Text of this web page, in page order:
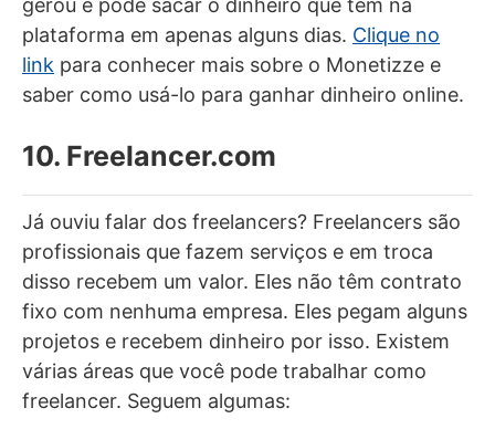
gerou e pode sacar o dinheiro que tem na
plataforma em apenas alguns dias. Clique no
link para conhecer mais sobre o Monetizze e
saber como usá-lo para ganhar dinheiro online.
10. Freelancer.com
Já ouviu falar dos freelancers? Freelancers são
profissionais que fazem serviços e em troca
disso recebem um valor. Eles não têm contrato
fixo com nenhuma empresa. Eles pegam alguns
projetos e recebem dinheiro por isso. Existem
várias áreas que você pode trabalhar como
freelancer. Seguem algumas: